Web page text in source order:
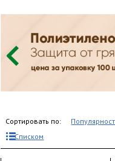
Сортировать по:
Списком